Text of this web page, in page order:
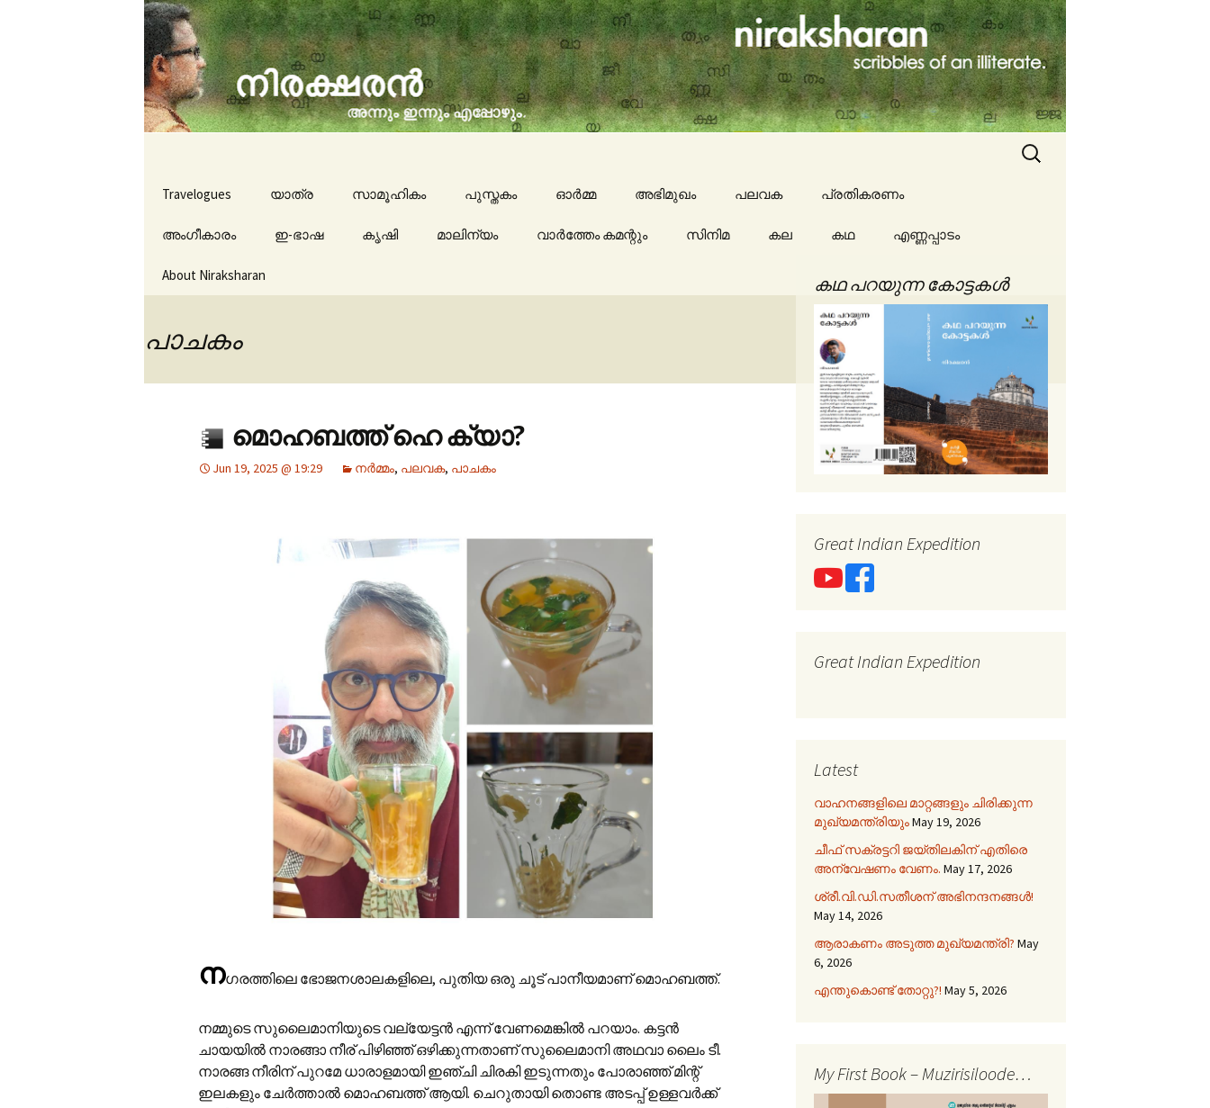
niraksharan (നിരക്ഷരൻ)
travelogues, book reviews, social issues, cinema, memories & lot more…
Search
for:
Travelogues യാത്ര സാമൂഹികം പുസ്തകം ഓർമ്മ അഭിമുഖം പലവക
കായികം
മാദ്ധ്യമങ്ങൾ
പ്രതികരണം
അംഗീകാരം ഇ-ഭാഷ കൃഷി മാലിന്യം വാർത്തേം കമന്റും സിനിമ കല കഥ എണ്ണപ്പാടം
About Niraksharan
പാചകം
മൊഹബത്ത് ഹെ ക്യാ?
Jun 19, 2025 @ 19:29 നർമ്മം, പലവക, പാചകം
നഗരത്തിലെ ഭോജനശാലകളിലെ, പുതിയ ഒരു ചൂട് പാനീയമാണ് മൊഹബത്ത്.
നമ്മുടെ സുലൈമാനിയുടെ വല്യേട്ടൻ എന്ന് വേണമെങ്കിൽ പറയാം. കട്ടൻ
ചായയിൽ നാരങ്ങാ നീര് പിഴിഞ്ഞ് ഒഴിക്കുന്നതാണ് സുലൈമാനി അഥവാ ലൈം ടീ.
നാരങ്ങ നീരിന് പുറമേ ധാരാളമായി ഇഞ്ചി ചിരകി ഇടുന്നതും പോരാഞ്ഞ് മിന്റ്
ഇലകളും ചേർത്താൽ മൊഹബത്ത് ആയി. ചെറുതായി തൊണ്ട അടപ്പ് ഉള്ളവർക്ക്
കഥ പറയുന്ന കോട്ടകൾ
Great Indian Expedition
Great Indian Expedition
Latest
വാഹനങ്ങളിലെ മാറ്റങ്ങളും ചിരിക്കുന്ന
മുഖ്യമന്ത്രിയുംMay 19, 2026
ചീഫ് സക്രട്ടറി ജയ്തിലകിന് എതിരെ
അന്വേഷണം വേണം. May 17, 2026
ശ്രീ.വി.ഡി.സതീശന് അഭിനന്ദനങ്ങൾ!
May 14, 2026
ആരാകണം അടുത്ത മുഖ്യമന്ത്രി? May
6, 2026
എന്തുകൊണ്ട് തോറ്റു?! May 5, 2026
My First Book – Muzirisiloode…